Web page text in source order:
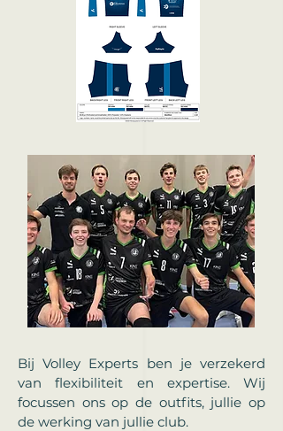
Bij Volley Experts ben je verzekerd
van flexibiliteit en expertise. Wij
focussen ons op de outfits, jullie op
de werking van jullie club.